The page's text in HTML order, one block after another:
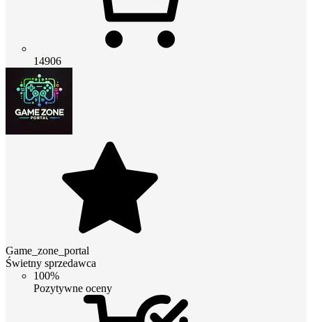
14906
Game_zone_portal
Świetny sprzedawca
100%
Pozytywne oceny